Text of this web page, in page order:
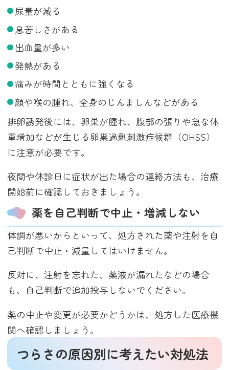
尿量が減る
息苦しさがある
出血量が多い
発熱がある
痛みが時間とともに強くなる
顔や喉の腫れ、全身のじんましんなどがある
排卵誘発後には、卵巣が腫れ、腹部の張りや急な体
重増加などが生じる卵巣過剰刺激症候群（OHSS）
に注意が必要です。
夜間や休診日に症状が出た場合の連絡方法も、治療
開始前に確認しておきましょう。
薬を自己判断で中止・増減しない
体調が悪いからといって、処方された薬や注射を自
己判断で中止・減量してはいけません。
反対に、注射を忘れた、薬液が漏れたなどの場合
も、自己判断で追加投与しないでください。
薬の中止や変更が必要かどうかは、処方した医療機
関へ確認しましょう。
つらさの原因別に考えたい対処法